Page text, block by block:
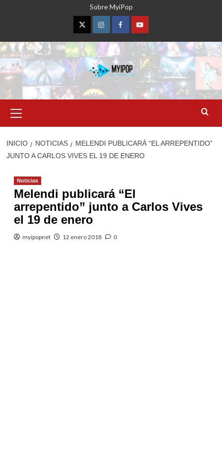
Sobre MyiPop
TwitterInstagramFacebookYouTube
primario
INICIO NOTICIAS
MELENDI PUBLICARÁ “EL ARREPENTIDO”
JUNTO A CARLOS VIVES EL 19 DE ENERO
Noticias
Melendi publicará “El
arrepentido” junto a Carlos Vives
el 19 de enero
myipopnet 12 enero 2018 0